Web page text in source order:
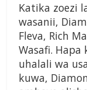
Katika zoezi
wasanii,
Fleva, Rich
Wasafi.
uhalali wa
kuwa,